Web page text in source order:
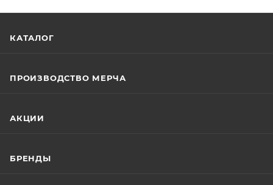
КАТАЛОГ
ПРОИЗВОДСТВО МЕРЧА
АКЦИИ
БРЕНДЫ